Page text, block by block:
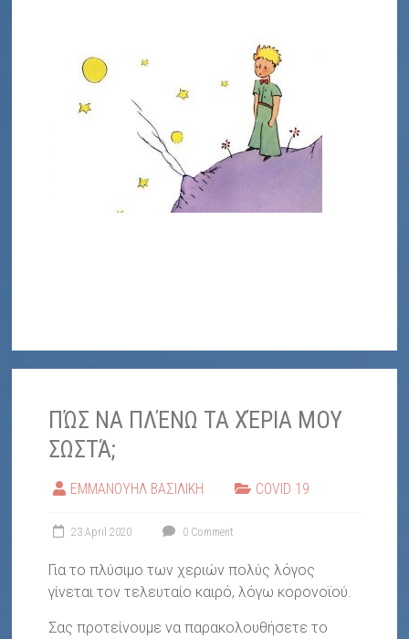
ΠΏΣ ΝΑ ΠΛΈΝΩ ΤΑ ΧΈΡΙΑ ΜΟΥ
ΣΩΣΤΆ;
ΕΜΜΑΝΟΥΗΛ ΒΑΣΙΛΙΚΗ COVID 19
23 April 2020 0 Comment
Για το πλύσιμο των χεριών πολύς λόγος
γίνεται τον τελευταίο καιρό, λόγω κορονοϊού.
Σας προτείνουμε να παρακολουθήσετε το